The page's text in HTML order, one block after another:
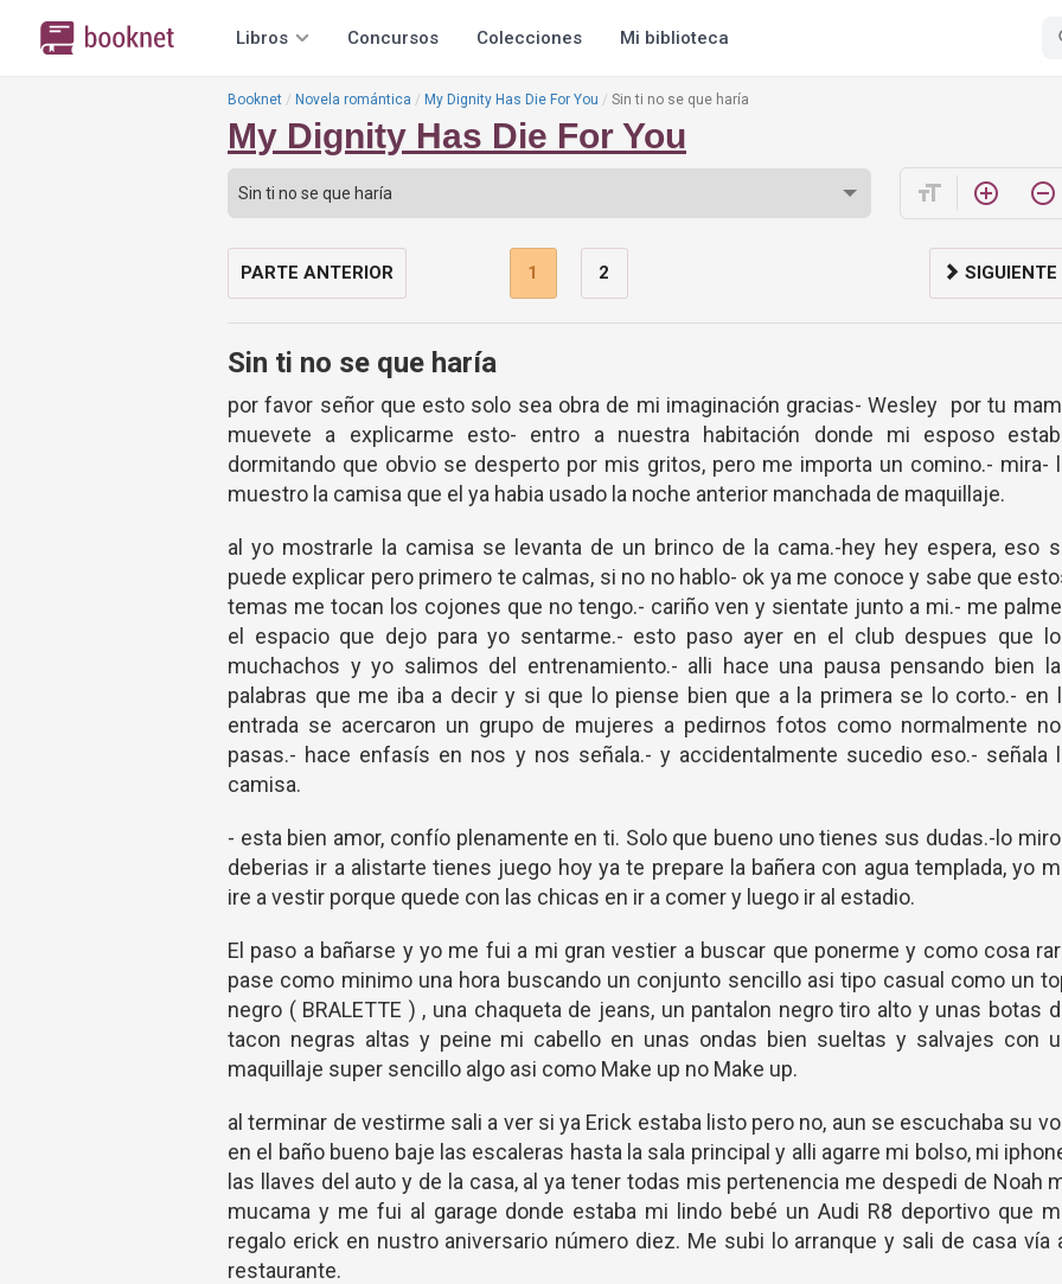
Libros Concursos Colecciones Mi biblioteca
Booknet Novela romántica My Dignity Has Die For You Sin ti no se que haría
My Dignity Has Die For You
format_size add_circle_outline remove_circle_outline
PARTE ANTERIOR 1 2 SIGUIENTE
Sin ti no se que haría
por favor señor que esto solo sea obra de mi imaginación gracias- Wesley por tu
muevete a explicarme esto- entro a nuestra habitación donde mi esposo
dormitando que obvio se desperto por mis gritos, pero me importa un comino.- mira-
muestro la camisa que el ya habia usado la noche anterior manchada de maquillaje.
al yo mostrarle la camisa se levanta de un brinco de la cama.-hey hey espera, eso
puede explicar pero primero te calmas, si no no hablo- ok ya me conoce y sabe que
temas me tocan los cojones que no tengo.- cariño ven y sientate junto a mi.- me
el espacio que dejo para yo sentarme.- esto paso ayer en el club despues que
muchachos y yo salimos del entrenamiento.- alli hace una pausa pensando bien
palabras que me iba a decir y si que lo piense bien que a la primera se lo corto.- en
entrada se acercaron un grupo de mujeres a pedirnos fotos como normalmente
pasas.- hace enfasís en nos y nos señala.- y accidentalmente sucedio eso.- señala
camisa.
- esta bien amor, confío plenamente en ti. Solo que bueno uno tienes sus dudas.-lo
deberias ir a alistarte tienes juego hoy ya te prepare la bañera con agua templada, yo
ire a vestir porque quede con las chicas en ir a comer y luego ir al estadio.
El paso a bañarse y yo me fui a mi gran vestier a buscar que ponerme y como cosa
pase como minimo una hora buscando un conjunto sencillo asi tipo casual como un
negro ( BRALETTE ) , una chaqueta de jeans, un pantalon negro tiro alto y unas botas
tacon negras altas y peine mi cabello en unas ondas bien sueltas y salvajes con
maquillaje super sencillo algo asi como Make up no Make up.
al terminar de vestirme sali a ver si ya Erick estaba listo pero no, aun se escuchaba su
en el baño bueno baje las escaleras hasta la sala principal y alli agarre mi bolso, mi
las llaves del auto y de la casa, al ya tener todas mis pertenencia me despedi de Noah
mucama y me fui al garage donde estaba mi lindo bebé un Audi R8 deportivo que
regalo erick en nustro aniversario número diez. Me subi lo arranque y sali de casa vía
restaurante.